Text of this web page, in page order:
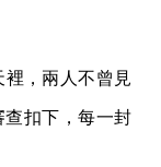
裡，兩人不曾見
扣下，每一封